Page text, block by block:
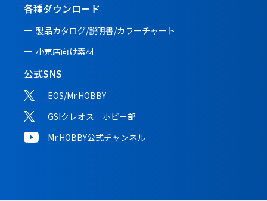
各種ダウンロード
製品カタログ/説明書/カラーチャート
小売店向け素材
公式SNS
EOS/Mr.HOBBY
GSIクレオス ホビー部
Mr.HOBBY公式チャンネル